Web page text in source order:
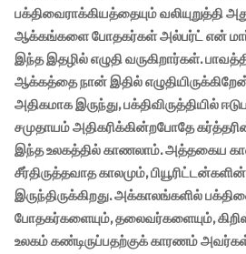
பக்திவைராக்கியத்தையும் வலியுறுத்தி
ஆக்கங்களை போதகர்கள் அல்பர்ட் என்
இந்த இதழில் எழுதி வருகிறார்கள்.
ஆக்கத்தை நான் இதில்
அதிகமாக இருந்து, பக்திவிருத்தியில்
சமுதாயம் அதிகரிக்கின்றபோதே
இந்த உலகத்தில் காணலாம். அத்தகைய
சீர்திருத்தவாத காலமும்,
இருந்திருக்கிறது. அக்காலங்களில்
போதகர்களையும், தலைவர்களையும்,
உலகம் கண்டிருப்பதற்குக் காரணம்